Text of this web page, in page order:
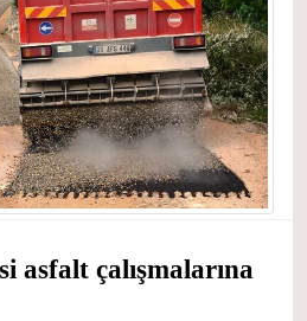
asfalt çalışmalarına